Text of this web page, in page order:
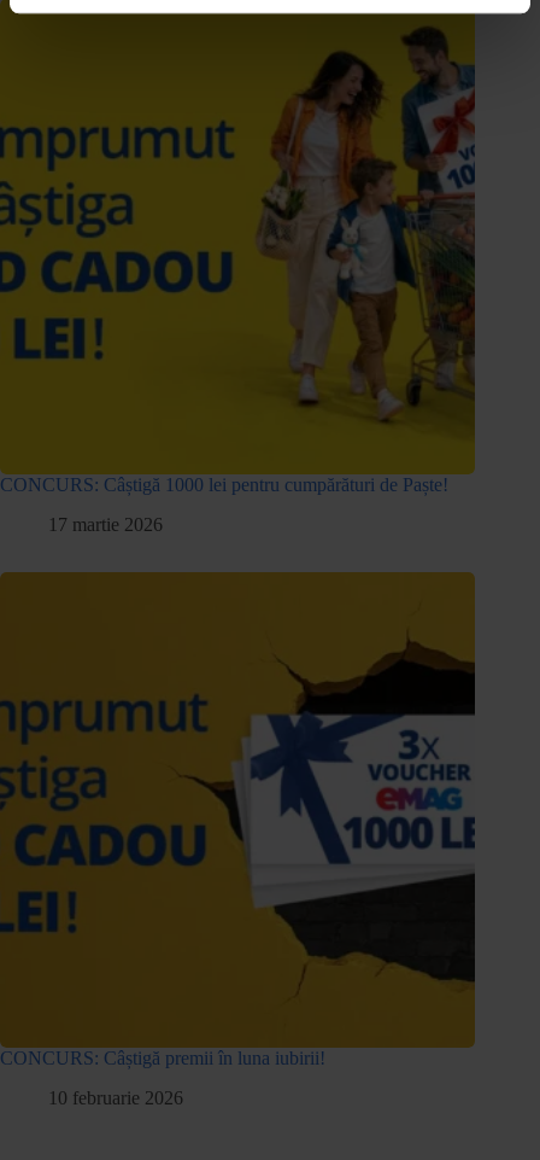
CONCURS: Câștigă 1000 lei pentru cumpărături de Paște!
17 martie 2026
CONCURS: Câștigă premii în luna iubirii!
10 februarie 2026